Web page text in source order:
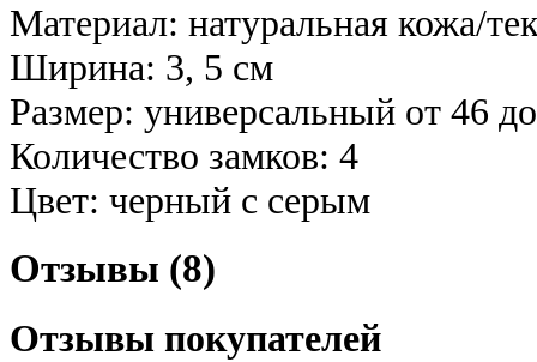
Материал: натуральная кожа/
Ширина: 3, 5 см
Размер: универсальный от 46
Количество замков: 4
Цвет: черный c серым
Отзывы (8)
Отзывы покупателей